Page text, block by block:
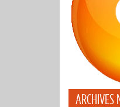
ARCHIVES